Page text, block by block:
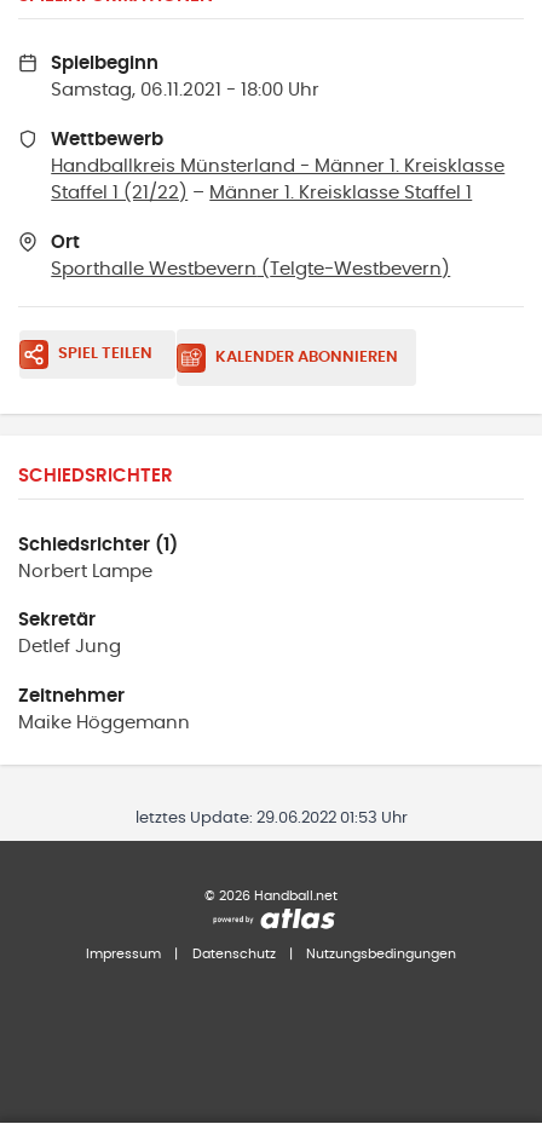
Spielbeginn
Samstag, 06.11.2021 - 18:00 Uhr
Wettbewerb
Handballkreis Münsterland - Männer 1. Kreisklasse
Staffel 1 (21/22) – Männer 1. Kreisklasse Staffel 1
Ort
Sporthalle Westbevern ( Telgte-Westbevern )
SPIEL TEILEN KALENDER ABONNIEREN
SCHIEDSRICHTER
Schiedsrichter (1)
Norbert
Lampe
Sekretär
Detlef Jung
Zeitnehmer
Maike Höggemann
letztes Update: 29.06.2022 01:53 Uhr
© 2026 Handball.net
Impressum Datenschutz Nutzungsbedingungen